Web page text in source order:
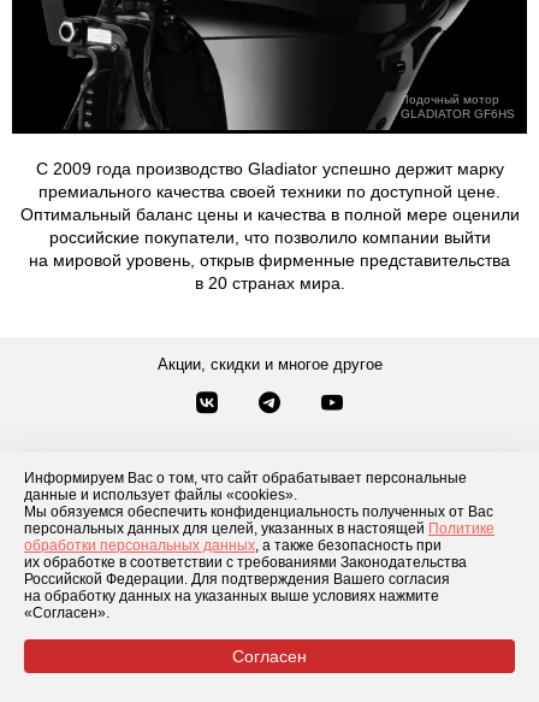
Информируем Вас о том, что сайт обрабатывает персональные
данные и использует файлы «cookies».
Мы обязуемся обеспечить конфиденциальность полученных от Вас
персональных данных для целей, указанных в настоящей Политике
обработки персональных данных, а также безопасность при
их обработке в соответствии с требованиями Законодательства
Российской Федерации. Для подтверждения Вашего согласия
на обработку данных на указанных выше условиях нажмите
«Согласен».
Согласен
Лодочный мотор
GLADIATOR GF6HS
С 2009 года производство Gladiator успешно держит марку
премиального качества своей техники по доступной цене.
Оптимальный баланс цены и качества в полной мере оценили
российские покупатели, что позволило компании выйти
на мировой уровень, открыв фирменные представительства
в 20 странах мира.
Акции, скидки и многое другое
Контакты
Посмотреть другие способы связи
Каталог товаров О компании Доставка и оплата Блог
Условия рассрочки
Контакты
© 2026 «GLADIATOR»